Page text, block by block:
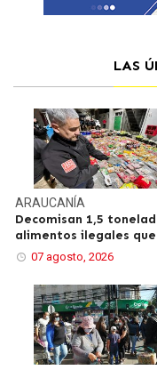
LAS
ARAUCANÍA
Decomisan 1,5
alimentos ilegales
07 agosto, 2026